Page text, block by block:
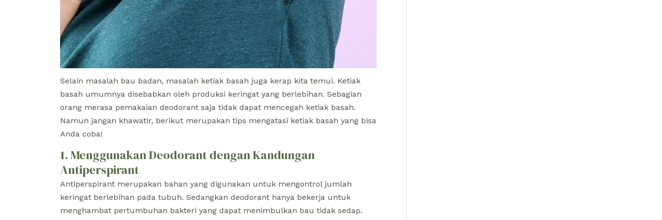
Selain masalah bau badan, masalah ketiak basah juga kerap kita temui. Ketiak
basah umumnya disebabkan oleh produksi keringat yang berlebihan. Sebagian
orang merasa pemakaian deodorant saja tidak dapat mencegah ketiak basah.
Namun jangan khawatir, berikut merupakan tips mengatasi ketiak basah yang bisa
Anda coba!
1. Menggunakan Deodorant dengan Kandungan
Antiperspirant
Antiperspirant merupakan bahan yang digunakan untuk mengontrol jumlah
keringat berlebihan pada tubuh. Sedangkan deodorant hanya bekerja untuk
menghambat pertumbuhan bakteri yang dapat menimbulkan bau tidak sedap.